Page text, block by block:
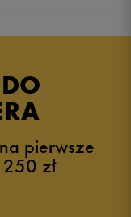
pierwsze
zł